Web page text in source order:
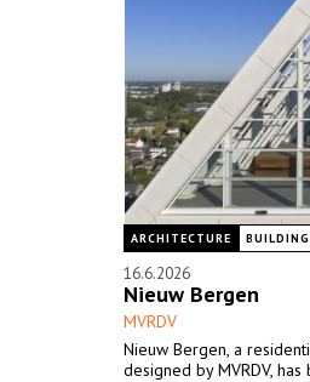
ARCHITECTURE
16.6.2026
Nieuw Bergen
MVRDV
Nieuw Bergen, a
designed by MVRDV,